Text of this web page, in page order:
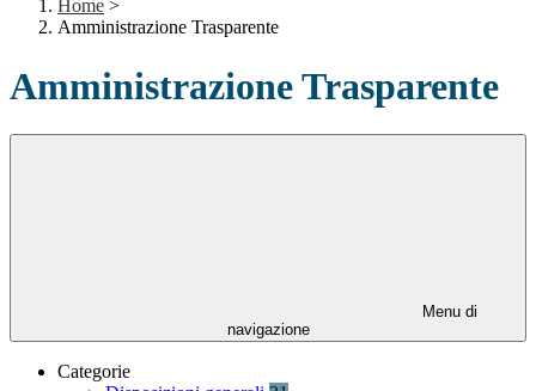
Home >
Amministrazione Trasparente
Amministrazione Trasparente
Menu di
navigazione
Categorie